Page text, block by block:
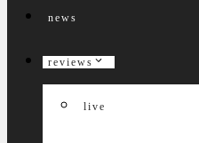
news
reviews
live